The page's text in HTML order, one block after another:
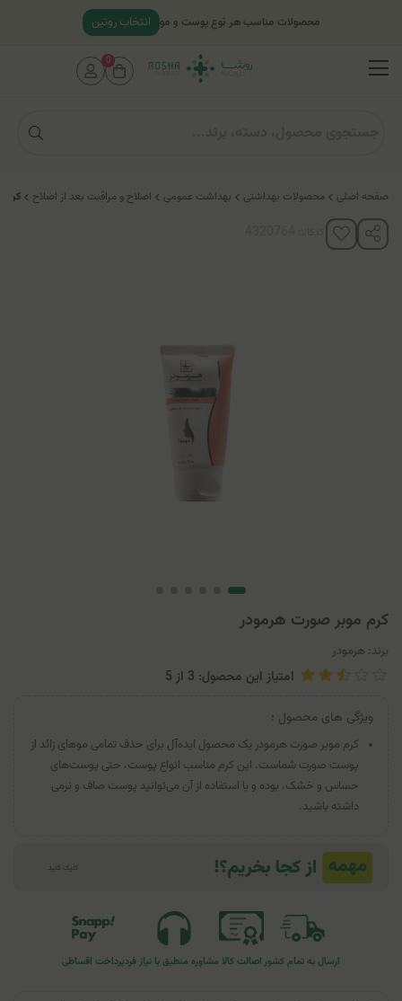
صفحه اصلی محصولات بهداشتی بهداشت عمومی اصلاح و مراقبت بعد از اصلاح کرم
کرم موبر صورت هرمودر
برند: هرمودر
امتیاز این محصول: 3 از 5
ویژگی های محصول :
کرم موبر صورت هرمودر یک محصول ایده‌آل برای حذف تمامی موهای زائد از
پوست صورت شماست. این کرم مناسب انواع پوست، حتی پوست‌های
حساس و خشک، بوده و با استفاده از آن می‌توانید پوست صاف و نرمی
داشته باشید.
ارسال به تمام کشوراصالت کالا مشاوره منطبق با نیاز فردپرداخت اقساطی
محصولات مناسب هر نوع پوست و مو انتخاب روتین
0